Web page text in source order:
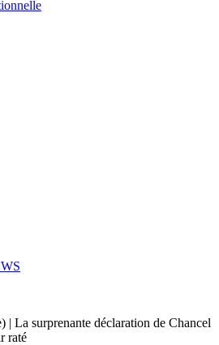
| La surprenante déclaration de Chancel
raté